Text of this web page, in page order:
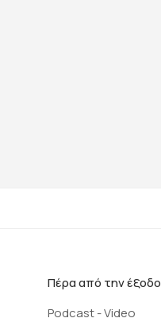
Πέρα από την έξοδο
Podcast - Video